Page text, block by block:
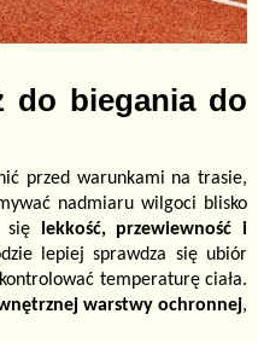
do biegania do
przed warunkami na trasie,
nadmiaru wilgoci blisko
się lekkość, przewiewność i
lepiej sprawdza się ubiór
temperaturę ciała.
warstwy ochronnej,